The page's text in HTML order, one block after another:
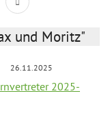
und Moritz"
26.11.2025
2025-